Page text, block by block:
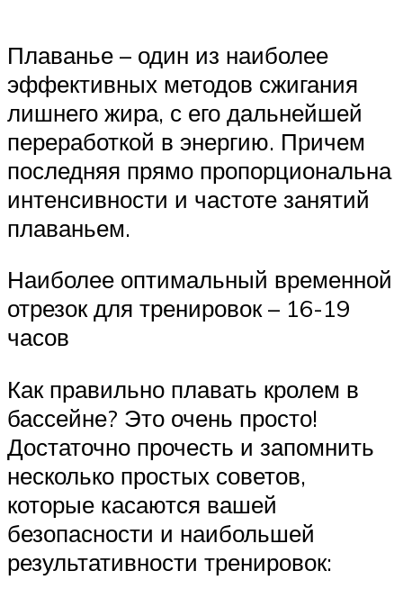
Плаванье – один из наиболее
эффективных методов сжигания
лишнего жира, с его дальнейшей
переработкой в энергию. Причем
последняя прямо пропорциональна
интенсивности и частоте занятий
плаваньем.
Наиболее оптимальный временной
отрезок для тренировок – 16-19
часов
Как правильно плавать кролем в
бассейне? Это очень просто!
Достаточно прочесть и запомнить
несколько простых советов,
которые касаются вашей
безопасности и наибольшей
результативности тренировок: